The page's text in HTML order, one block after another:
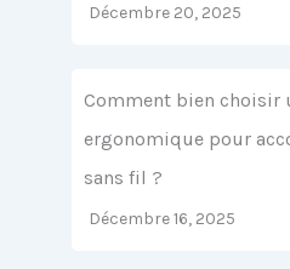
Décembre 20, 2025
Comment bien choisir
ergonomique pour
sans fil ?
Décembre 16, 2025